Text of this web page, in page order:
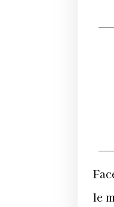
le